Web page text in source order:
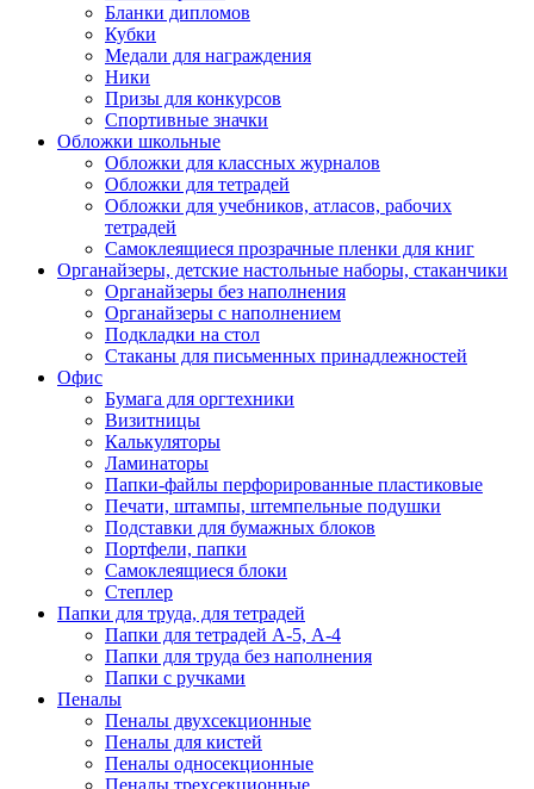
Бланки дипломов
Кубки
Медали для награждения
Ники
Призы для конкурсов
Спортивные значки
Обложки школьные
Обложки для классных журналов
Обложки для тетрадей
Обложки для учебников, атласов, рабочих
тетрадей
Самоклеящиеся прозрачные пленки для книг
Органайзеры, детские настольные наборы, стаканчики
Органайзеры без наполнения
Органайзеры с наполнением
Подкладки на стол
Стаканы для письменных принадлежностей
Офис
Бумага для оргтехники
Визитницы
Калькуляторы
Ламинаторы
Папки-файлы перфорированные пластиковые
Печати, штампы, штемпельные подушки
Подставки для бумажных блоков
Портфели, папки
Самоклеящиеся блоки
Степлер
Папки для труда, для тетрадей
Папки для тетрадей А-5, А-4
Папки для труда без наполнения
Папки с ручками
Пеналы
Пеналы двухсекционные
Пеналы для кистей
Пеналы односекционные
Пеналы трехсекционные